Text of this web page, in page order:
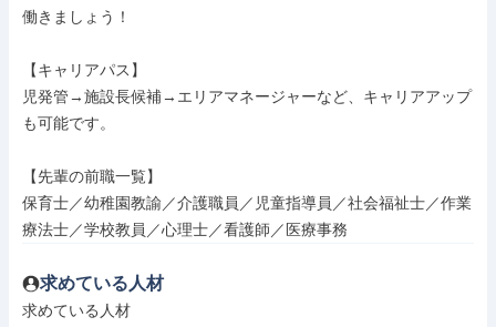
働きましょう！
【キャリアパス】
児発管→施設長候補→エリアマネージャーなど、キャリアアップ
も可能です。
【先輩の前職一覧】
保育士／幼稚園教諭／介護職員／児童指導員／社会福祉士／作業
療法士／学校教員／心理士／看護師／医療事務
求めている人材
求めている人材